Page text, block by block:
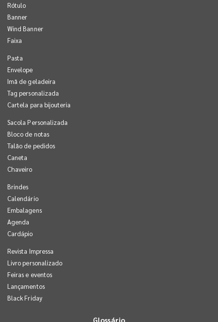
Rótulo
Banner
Wind Banner
Faixa
Pasta
Envelope
Imã de geladeira
Tag personalizada
Cartela para bijouteria
Sacola Personalizada
Bloco de notas
Talão de pedidos
Caneta
Chaveiro
Brindes
Calendário
Embalagens
Agenda
Cardápio
Revista Impressa
Livro personalizado
Feiras e eventos
Lançamentos
Black Friday
Glossário